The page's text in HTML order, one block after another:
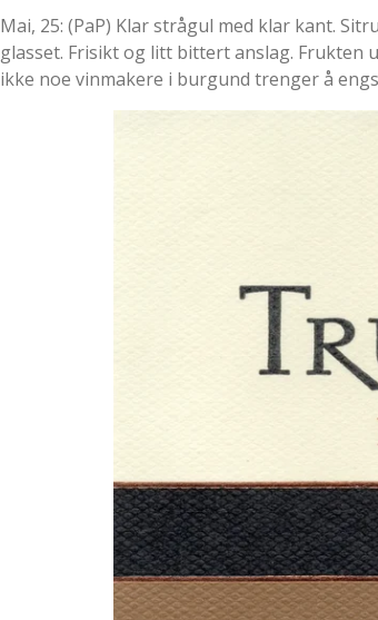
Mai, 25: (PaP) Klar strågul med klar kant.
glasset. Frisikt og litt bittert anslag. Frukten
ikke noe vinmakere i burgund trenger å